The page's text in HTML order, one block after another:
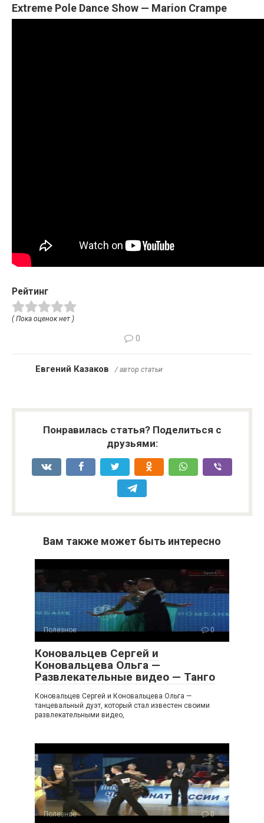
Extreme Pole Dance Show — Marion Crampe
Рейтинг
( Пока оценок нет )
0
Евгений Казаков / автор статьи
Понравилась статья? Поделиться с
друзьями:
Вам также может быть интересно
Полезное 0
Коновальцев Сергей и
Коновальцева Ольга —
Развлекательные видео — Танго
Коновальцев Сергей и Коновальцева Ольга —
танцевальный дуэт, который стал известен своими
развлекательными видео,
Полезное 0